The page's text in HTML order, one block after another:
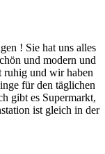
! Sie hat uns alles
und modern und
ruhig und wir haben
für den täglichen
gibt es Supermarkt,
ist gleich in der